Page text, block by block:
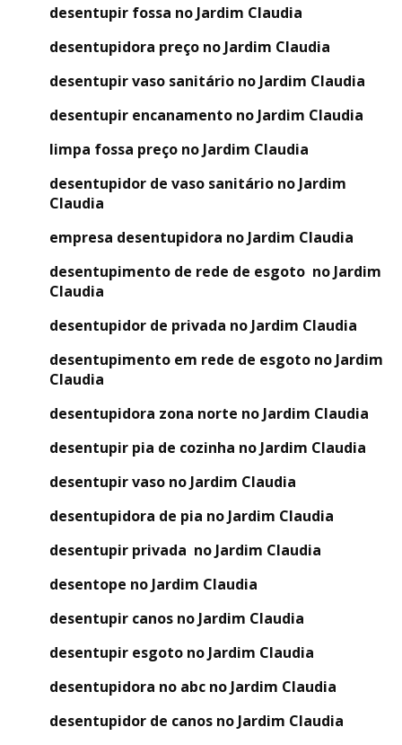
desentupir fossa no Jardim Claudia
desentupidora preço no Jardim Claudia
desentupir vaso sanitário no Jardim Claudia
desentupir encanamento no Jardim Claudia
limpa fossa preço no Jardim Claudia
desentupidor de vaso sanitário no Jardim
Claudia
empresa desentupidora no Jardim Claudia
desentupimento de rede de esgoto no Jardim
Claudia
desentupidor de privada no Jardim Claudia
desentupimento em rede de esgoto no Jardim
Claudia
desentupidora zona norte no Jardim Claudia
desentupir pia de cozinha no Jardim Claudia
desentupir vaso no Jardim Claudia
desentupidora de pia no Jardim Claudia
desentupir privada no Jardim Claudia
desentope no Jardim Claudia
desentupir canos no Jardim Claudia
desentupir esgoto no Jardim Claudia
desentupidora no abc no Jardim Claudia
desentupidor de canos no Jardim Claudia